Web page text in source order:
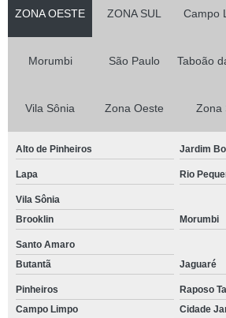
ZONA OESTE ZONA SUL Campo
Morumbi São Paulo Taboão
Vila Sônia Zona Oeste Zona
Alto de Pinheiros Jardim
Lapa Rio
Vila Sônia
Brooklin
Morumbi
Santo Amaro
Butantã
Jaguaré
Pinheiros
Raposo
Campo Limpo
Cidade